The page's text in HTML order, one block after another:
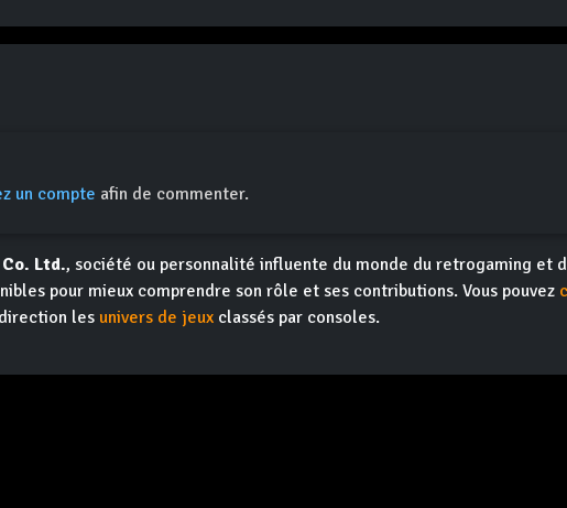
un compte afin de commenter.
Co. Ltd., société ou personnalité influente du monde du retrogaming et
pour mieux comprendre son rôle et ses contributions. Vous pouvez
les univers de jeux classés par consoles.